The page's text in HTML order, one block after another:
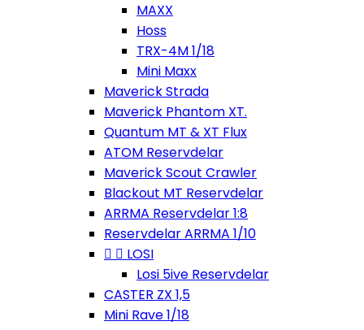
MAXX
Hoss
TRX-4M 1/18
Mini Maxx
Maverick Strada
Maverick Phantom XT.
Quantum MT & XT Flux
ATOM Reservdelar
Maverick Scout Crawler
Blackout MT Reservdelar
ARRMA Reservdelar 1:8
Reservdelar ARRMA 1/10
  LOSI
Losi 5ive Reservdelar
CASTER ZX 1,5
Mini Rave 1/18